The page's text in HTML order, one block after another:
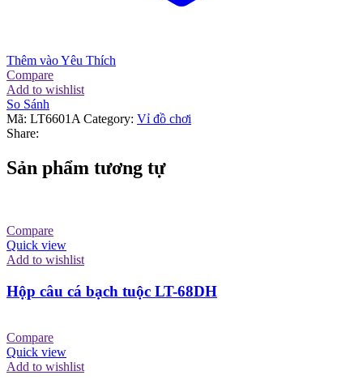
Thêm vào Yêu Thích
Compare
Add to wishlist
So Sánh
Mã: LT6601A Category: Vỉ đồ chơi
Share:
Sản phẩm tương tự
Compare
Quick view
Add to wishlist
Hộp câu cá bạch tuộc LT-68DH
Compare
Quick view
Add to wishlist